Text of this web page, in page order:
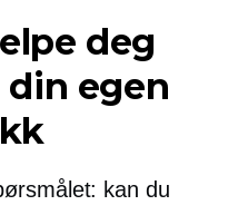
deg
din egen
kan du